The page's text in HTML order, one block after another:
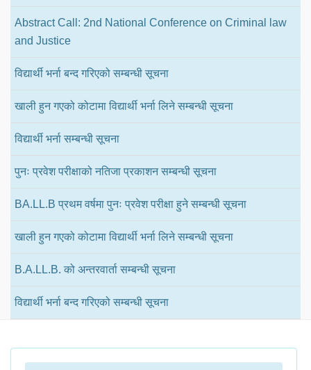
Abstract Call: 2nd National Conference on Criminal law
and Justice
विद्यार्थी भर्ना बन्द गरिएको सम्बन्धी सूचना
खाली हुन गएको कोटामा विद्यार्थी भर्ना लिने सम्बन्धी सूचना
विद्यार्थी भर्ना सम्बन्धी सूचना
पुनः प्रवेश परीक्षाको नतिजा प्रकाशन सम्बन्धी सूचना
BA.LL.B प्रथम वर्षमा पुनः प्रवेश परीक्षा हुने सम्बन्धी सूचना
खाली हुन गएको कोटामा विद्यार्थी भर्ना लिने सम्बन्धी सूचना
B.A.LL.B. को अन्तरवार्ता सम्बन्धी सूचना
विद्यार्थी भर्ना बन्द गरिएको सम्बन्धी सूचना